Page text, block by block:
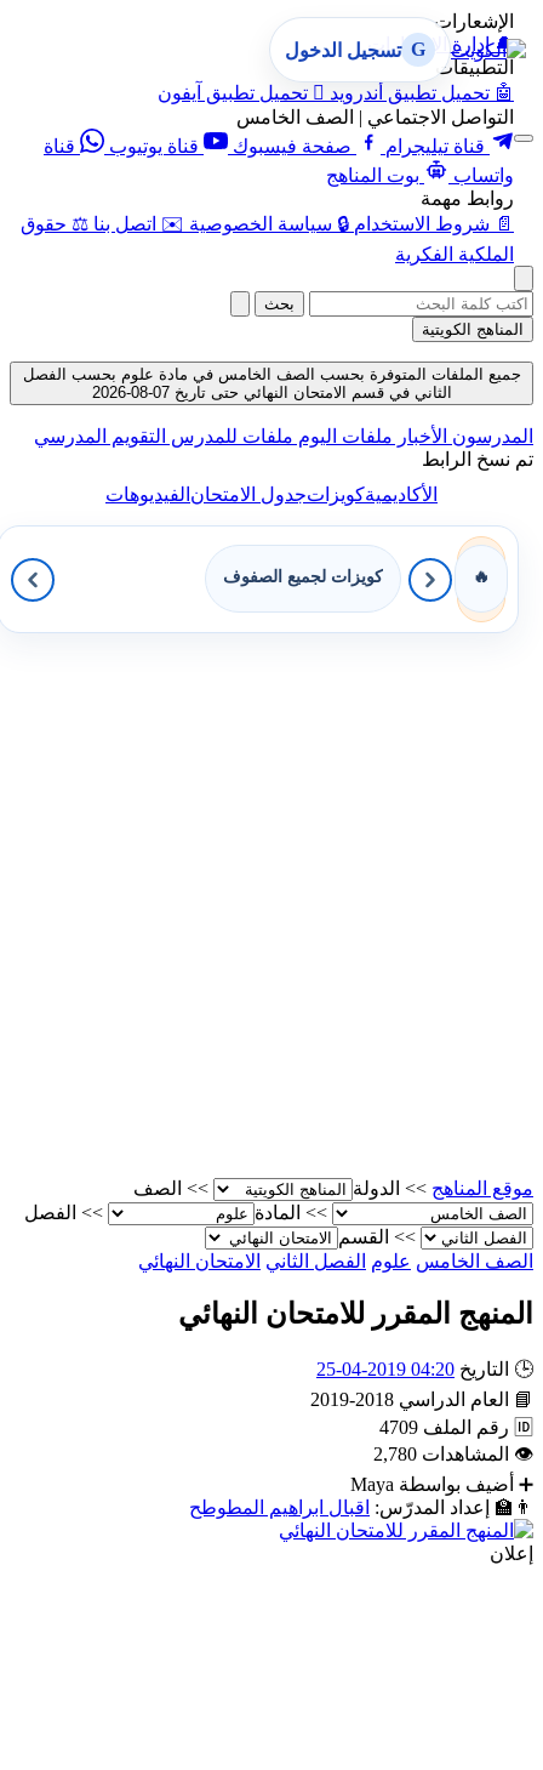
الإشعارات
🔔 إدارة الإشعارات
التطبيقات
🤖 تحميل تطبيق أندرويد  تحميل تطبيق آيفون
التواصل الاجتماعي | الصف الخامس
قناة تيليجرام
صفحة فيسبوك قناة يوتيوب
قناة
واتساب
بوت المناهج
روابط مهمة
📄 شروط الاستخدام 🔒 سياسة الخصوصية ✉️ اتصل بنا ⚖️ حقوق
الملكية الفكرية
G تسجيل الدخول
بحث
المناهج الكويتية
جميع الملفات المتوفرة بحسب الصف الخامس في مادة علوم بحسب الفصل
الثاني في قسم الامتحان النهائي حتى تاريخ 07-08-2026
المدرسون الأخبار ملفات اليوم ملفات للمدرس التقويم المدرسي
تم نسخ الرابط
الأكاديميةكويزاتجدول الامتحانالفيديوهات
🔥 كويزات لجميع الصفوف
موقع المناهج >> الدولة >>
الصف
>>
المادة >>
الفصل
>>
القسم
الصف الخامس علوم الفصل الثاني الامتحان النهائي
المنهج المقرر للامتحان النهائي
🕒 التاريخ 04:20 2019-04-25
📘
العام الدراسي 2018-2019
🆔 رقم الملف 4709
👁
المشاهدات 2,780
➕
أضيف بواسطة Maya
👨‍🏫
إعداد المدرّس: اقبال ابراهيم المطوطح
إعلان